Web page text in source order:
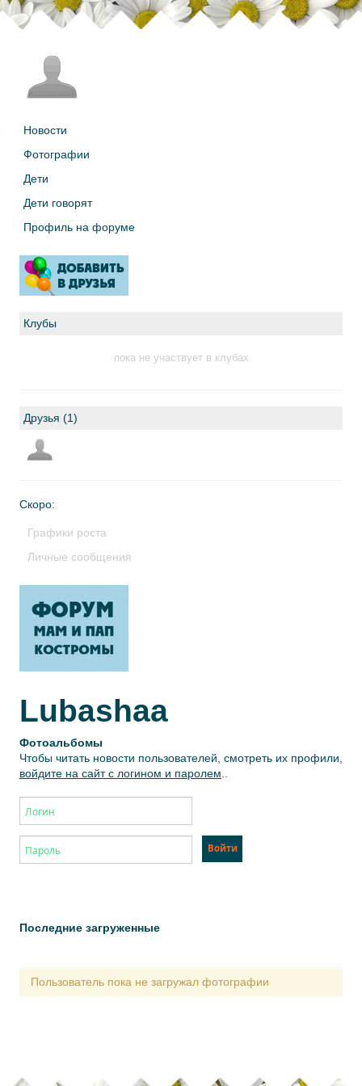
Новости
Фотографии
Дети
Дети говорят
Профиль на форуме
Клубы
пока не участвует в клубах
Друзья (1)
Скоро:
Графики роста
Личные сообщения
Lubashaa
Фотоальбомы
Чтобы читать новости пользователей, смотреть их профили,
войдите на сайт с логином и паролем
Последние загруженные
Пользователь пока не загружал фотографии